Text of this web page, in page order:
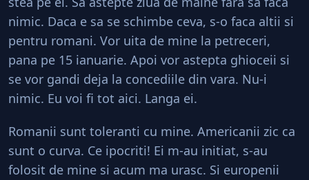
nimic. Daca e sa se schimbe ceva, s-o faca altii si
pentru romani. Vor uita de mine la petreceri,
pana pe 15 ianuarie. Apoi vor astepta ghioceii si
se vor gandi deja la concediile din vara. Nu-i
nimic. Eu voi fi tot aici. Langa ei.
Romanii sunt toleranti cu mine. Americanii zic ca
sunt o curva. Ce ipocriti! Ei m-au initiat, s-au
folosit de mine si acum ma urasc. Si europenii